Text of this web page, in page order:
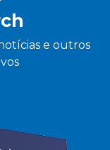
e outros